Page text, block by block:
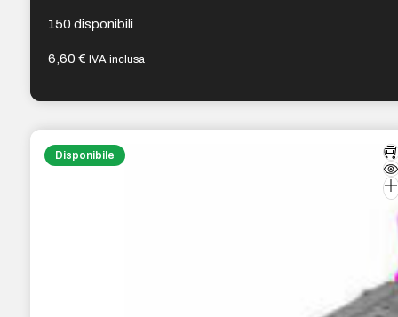
150 disponibili
6,60€ IVA inclusa
Disponibile